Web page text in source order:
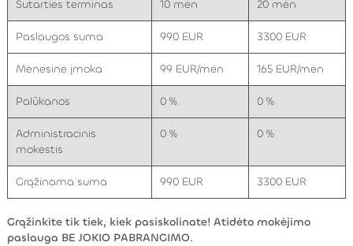
Sutarties terminas 10 mėn 20 mėn
Paslaugos suma 990 EUR 3300 EUR
Mėnesinė įmoka 99 EUR/mėn 165 EUR/mėn
Palūkanos 0 % 0 %
Administracinis
mokestis
0 % 0 %
Grąžinama suma 990 EUR 3300 EUR
Grąžinkite tik tiek, kiek pasiskolinate! Atidėto mokėjimo
paslauga BE JOKIO PABRANGIMO.